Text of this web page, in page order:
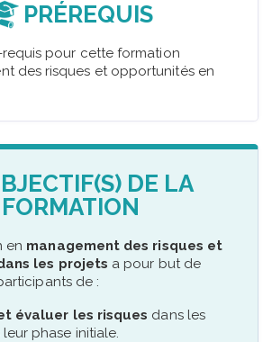
PRÉREQUIS
requis pour cette formation
des risques et opportunités en
DE LA
FORMATION
en management des risques et
les projets a pour but de
de :
évaluer les risques dans les
phase initiale.